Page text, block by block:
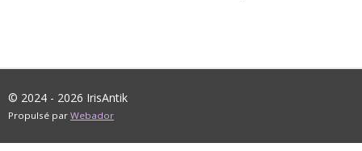
© 2024 - 2026 IrisAntik
Propulsé par Webador